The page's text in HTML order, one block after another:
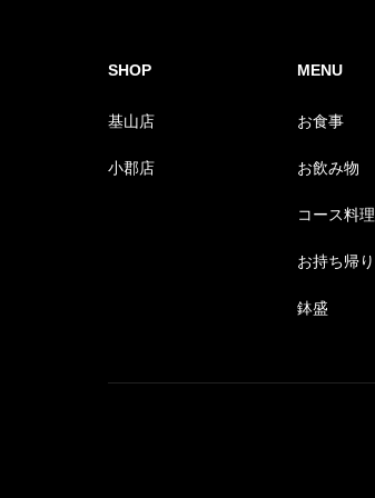
SHOP
基山店
小郡店
MENU
お食事
お飲み物
コース料理
お持ち帰り
鉢盛